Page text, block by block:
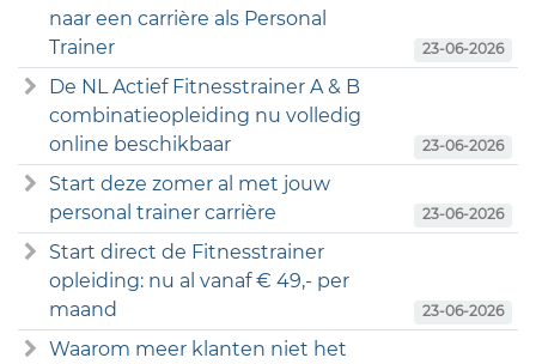
naar een carrière als Personal
Trainer
23-06-2026
De NL Actief Fitnesstrainer A & B
combinatieopleiding nu volledig
online beschikbaar
23-06-2026
Start deze zomer al met jouw
personal trainer carrière
23-06-2026
Start direct de Fitnesstrainer
opleiding: nu al vanaf € 49,- per
maand
23-06-2026
Waarom meer klanten niet het